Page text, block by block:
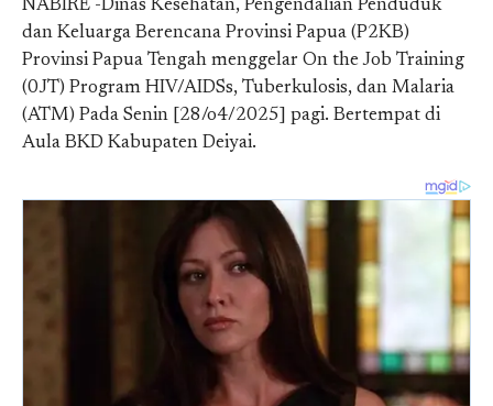
NABIRE -Dinas Kesehatan, Pengendalian Penduduk
dan Keluarga Berencana Provinsi Papua (P2KB)
Provinsi Papua Tengah menggelar On the Job Training
(0JT) Program HIV/AIDSs, Tuberkulosis, dan Malaria
(ATM) Pada Senin [28/o4/2025] pagi. Bertempat di
Aula BKD Kabupaten Deiyai.